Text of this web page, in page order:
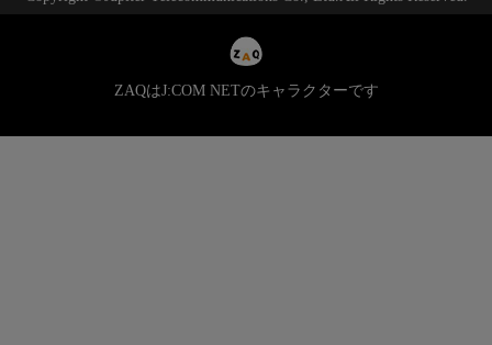
ZAQはJ:COM NETのキャラクターです